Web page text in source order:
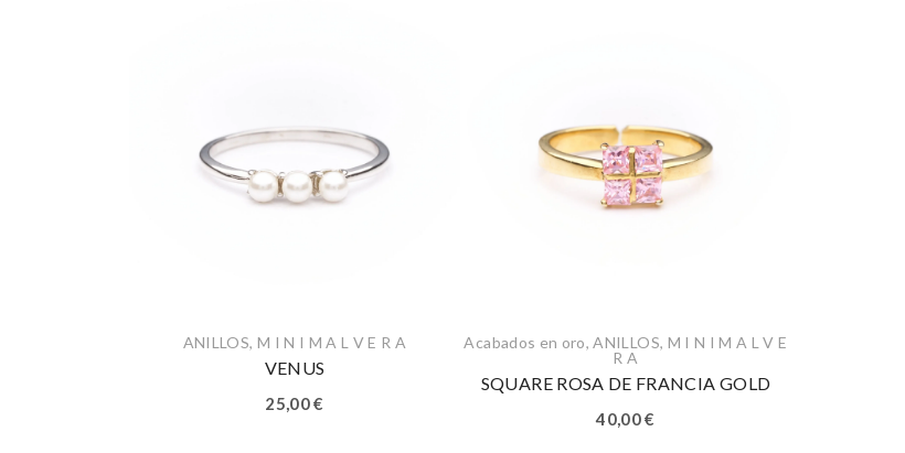
ANILLOS, M I N I M A L V E R A
VENUS
25,00€
Acabados en oro,ANILLOS, M I N I M A L V E
R A
SQUARE ROSA DE FRANCIA GOLD
40,00€